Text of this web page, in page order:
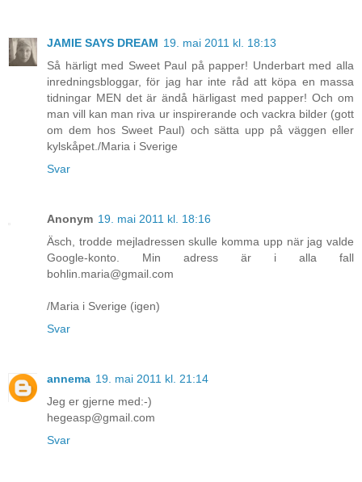
JAMIE SAYS DREAM 19. mai 2011 kl. 18:13
Så härligt med Sweet Paul på papper! Underbart med alla
inredningsbloggar, för jag har inte råd att köpa en massa
tidningar MEN det är ändå härligast med papper! Och om
man vill kan man riva ur inspirerande och vackra bilder (gott
om dem hos Sweet Paul) och sätta upp på väggen eller
kylskåpet./Maria i Sverige
Svar
Anonym 19. mai 2011 kl. 18:16
Äsch, trodde mejladressen skulle komma upp när jag valde
Google-konto. Min adress är i alla fall
bohlin.maria@gmail.com
/Maria i Sverige (igen)
Svar
annema 19. mai 2011 kl. 21:14
Jeg er gjerne med:-)
hegeasp@gmail.com
Svar